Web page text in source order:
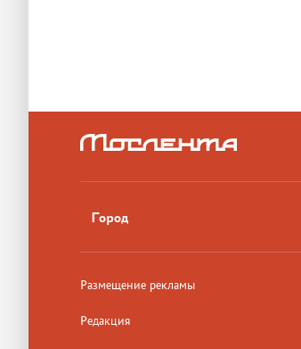
Город
Размещение рекламы
Редакция